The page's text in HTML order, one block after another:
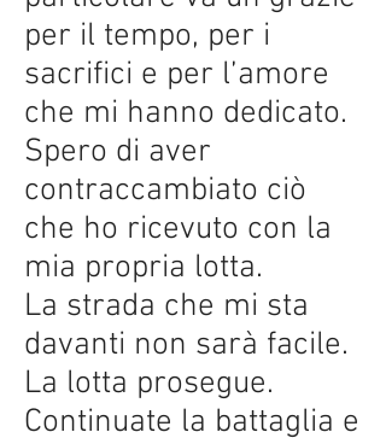
per il tempo, per i
sacrifici e per l’amore
che mi hanno dedicato.
Spero di aver
contraccambiato ciò
che ho ricevuto con la
mia propria lotta.
La strada che mi sta
davanti non sarà facile.
La lotta prosegue.
Continuate la battaglia e